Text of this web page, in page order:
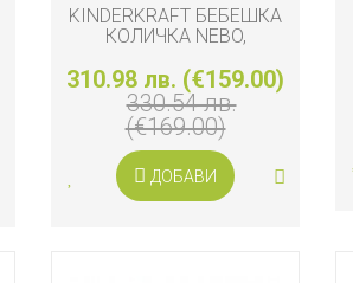
KINDERKRAFT БЕБЕШКА
КОЛИЧКА NEBO,
310.98 лв. (€159.00)
330.54 лв.
(€169.00)
ДОБАВИ